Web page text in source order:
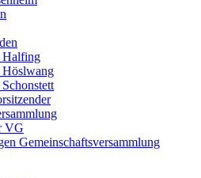
Halfing
Höslwang
VG
Gemeinschaftsversammlung